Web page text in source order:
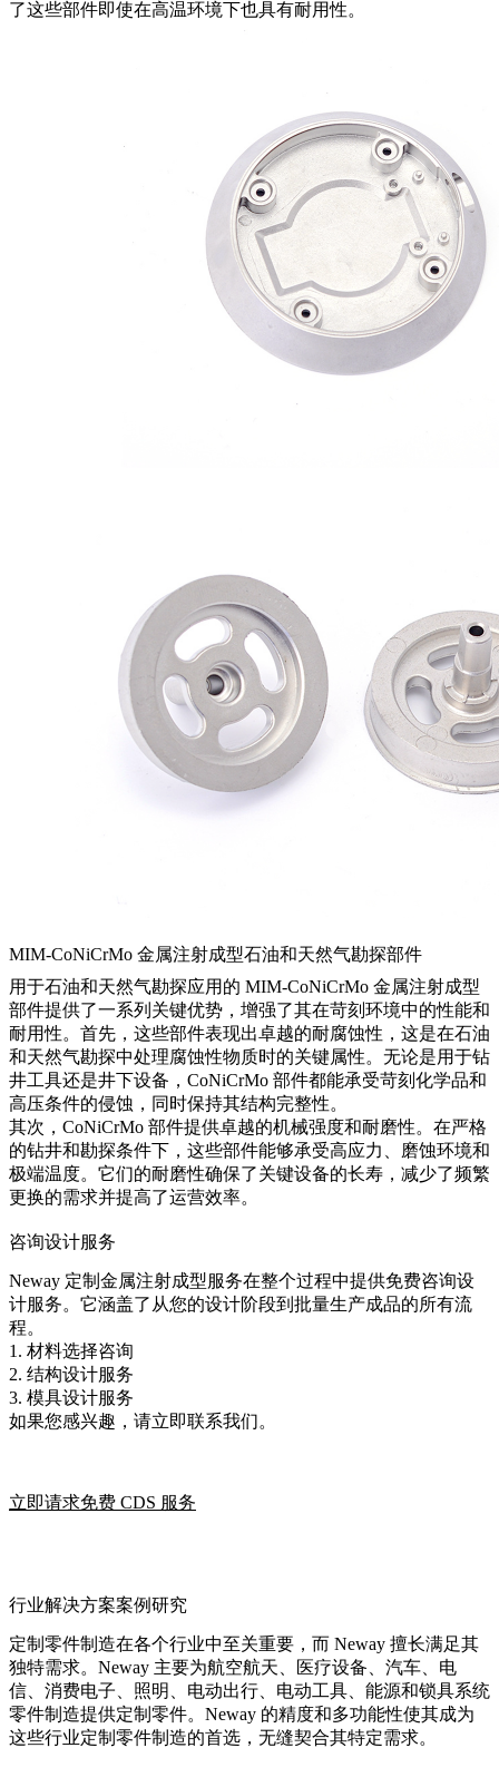
了这些部件即使在高温环境下也具有耐用性。
MIM-CoNiCrMo 金属注射成型石油和天然气勘探部件
用于石油和天然气勘探应用的 MIM-CoNiCrMo 金属注射成型
部件提供了一系列关键优势，增强了其在苛刻环境中的性能和
耐用性。首先，这些部件表现出卓越的耐腐蚀性，这是在石油
和天然气勘探中处理腐蚀性物质时的关键属性。无论是用于钻
井工具还是井下设备，CoNiCrMo 部件都能承受苛刻化学品和
高压条件的侵蚀，同时保持其结构完整性。
其次，CoNiCrMo 部件提供卓越的机械强度和耐磨性。在严格
的钻井和勘探条件下，这些部件能够承受高应力、磨蚀环境和
极端温度。它们的耐磨性确保了关键设备的长寿，减少了频繁
更换的需求并提高了运营效率。
咨询设计服务
Neway 定制金属注射成型服务在整个过程中提供免费咨询设
计服务。它涵盖了从您的设计阶段到批量生产成品的所有流
程。
1. 材料选择咨询
2. 结构设计服务
3. 模具设计服务
如果您感兴趣，请立即联系我们。
立即请求免费 CDS 服务
行业解决方案案例研究
定制零件制造在各个行业中至关重要，而 Neway 擅长满足其
独特需求。Neway 主要为航空航天、医疗设备、汽车、电
信、消费电子、照明、电动出行、电动工具、能源和锁具系统
零件制造提供定制零件。Neway 的精度和多功能性使其成为
这些行业定制零件制造的首选，无缝契合其特定需求。